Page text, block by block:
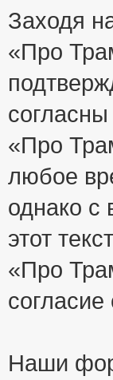
Заходя
«Про
«Про
любое
однако с
этот
«Про
Наши